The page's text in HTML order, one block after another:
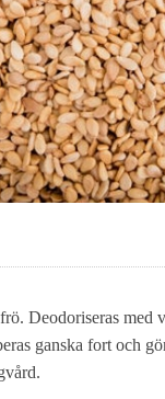
Deodoriseras med
ganska fort och